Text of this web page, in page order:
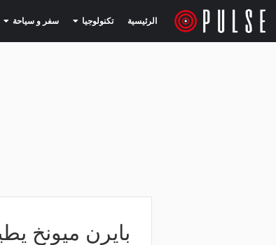
الرئيسية تكنولوجيا (current) سفر و سياحة (current)
بايرن ميونخ